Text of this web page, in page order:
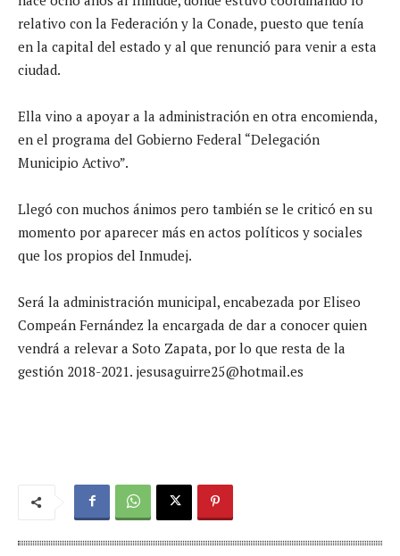
relativo con la Federación y la Conade, puesto que tenía
en la capital del estado y al que renunció para venir a esta
ciudad.
Ella vino a apoyar a la administración en otra encomienda,
en el programa del Gobierno Federal “Delegación
Municipio Activo”.
Llegó con muchos ánimos pero también se le criticó en su
momento por aparecer más en actos políticos y sociales
que los propios del Inmudej.
Será la administración municipal, encabezada por Eliseo
Compeán Fernández la encargada de dar a conocer quien
vendrá a relevar a Soto Zapata, por lo que resta de la
gestión 2018-2021. jesusaguirre25@hotmail.es